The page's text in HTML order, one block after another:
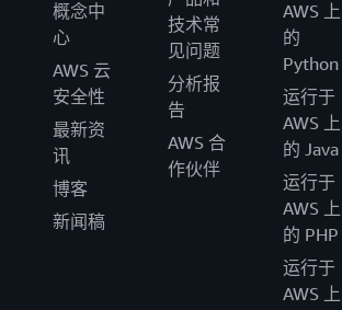
概念中
心
AWS 云
安全性
最新资
讯
博客
新闻稿
技术常
见问题
分析报
告
AWS 合
作伙伴
AWS 上
的
Python
运行于
AWS 上
的 Java
运行于
AWS 上
的 PHP
运行于
AWS 上